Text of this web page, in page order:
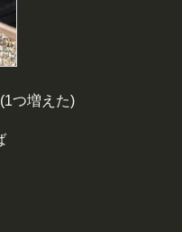
つ増えた)